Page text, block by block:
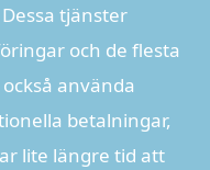
tjänster
och de flesta
använda
betalningar,
lite längre tid att